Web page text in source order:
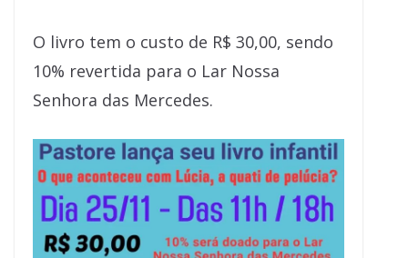
O livro tem o custo de R$ 30,00, sendo
10% revertida para o Lar Nossa
Senhora das Mercedes.